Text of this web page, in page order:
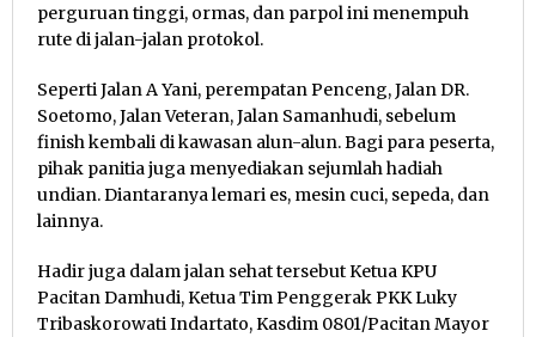
perguruan tinggi, ormas, dan parpol ini menempuh
rute di jalan-jalan protokol.
Seperti Jalan A Yani, perempatan Penceng, Jalan DR.
Soetomo, Jalan Veteran, Jalan Samanhudi, sebelum
finish kembali di kawasan alun-alun. Bagi para peserta,
pihak panitia juga menyediakan sejumlah hadiah
undian. Diantaranya lemari es, mesin cuci, sepeda, dan
lainnya.
Hadir juga dalam jalan sehat tersebut Ketua KPU
Pacitan Damhudi, Ketua Tim Penggerak PKK Luky
Tribaskorowati Indartato, Kasdim 0801/Pacitan Mayor